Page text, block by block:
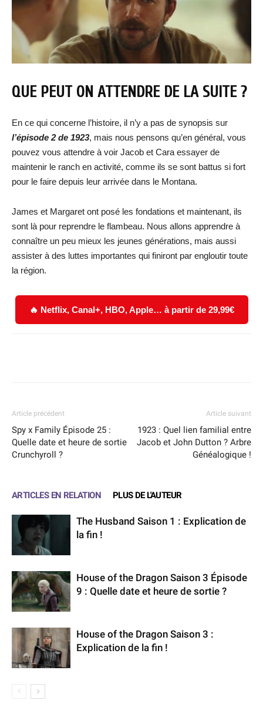
QUE PEUT ON ATTENDRE DE LA SUITE ?
En ce qui concerne l’histoire, il n’y a pas de synopsis sur
l’épisode 2 de 1923, mais nous pensons qu’en général, vous
pouvez vous attendre à voir Jacob et Cara essayer de
maintenir le ranch en activité, comme ils se sont battus si fort
pour le faire depuis leur arrivée dans le Montana.
James et Margaret ont posé les fondations et maintenant, ils
sont là pour reprendre le flambeau. Nous allons apprendre à
connaître un peu mieux les jeunes générations, mais aussi
assister à des luttes importantes qui finiront par engloutir toute
la région.
🔥 Netflix, Canal+, HBO, Apple… à partir de 29,99€
Article précédent
Spy x Family Épisode 25 :
Quelle date et heure de sortie
Crunchyroll ?
Article suivant
1923 : Quel lien familial entre
Jacob et John Dutton ? Arbre
Généalogique !
ARTICLES EN RELATION PLUS DE L'AUTEUR
The Husband Saison 1 : Explication de
la fin !
House of the Dragon Saison 3 Épisode
9 : Quelle date et heure de sortie ?
House of the Dragon Saison 3 :
Explication de la fin !